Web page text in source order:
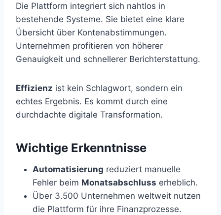
Die Plattform integriert sich nahtlos in
bestehende Systeme. Sie bietet eine klare
Übersicht über Kontenabstimmungen.
Unternehmen profitieren von höherer
Genauigkeit und schnellerer Berichterstattung.
Effizienz ist kein Schlagwort, sondern ein
echtes Ergebnis. Es kommt durch eine
durchdachte digitale Transformation.
Wichtige Erkenntnisse
Automatisierung reduziert manuelle
Fehler beim Monatsabschluss erheblich.
Über 3.500 Unternehmen weltweit nutzen
die Plattform für ihre Finanzprozesse.